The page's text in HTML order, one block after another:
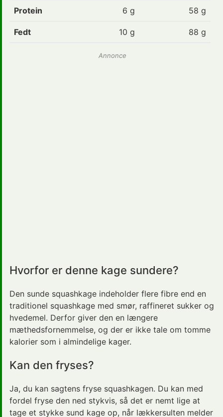
Protein 6 g 58 g
Fedt 10 g 88 g
Annonce
Hvorfor er denne kage sundere?
Den sunde squashkage indeholder flere fibre end en
traditionel squashkage med smør, raffineret sukker og
hvedemel. Derfor giver den en længere
mæthedsfornemmelse, og der er ikke tale om tomme
kalorier som i almindelige kager.
Kan den fryses?
Ja, du kan sagtens fryse squashkagen. Du kan med
fordel fryse den ned stykvis, så det er nemt lige at
tage et stykke sund kage op, når lækkersulten melder